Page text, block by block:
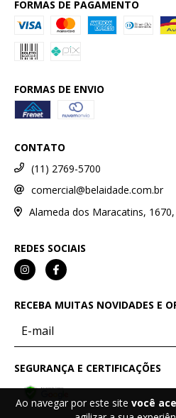
Ao navegar por este site você
FORMAS DE PAGAMENTO
FORMAS DE ENVIO
CONTATO
(11) 2769-5700
comercial@belaidade.com.br
Alameda dos Maracatins,
REDES SOCIAIS
RECEBA MUITAS NOVIDADES E
SEGURANÇA E CERTIFICAÇÕES